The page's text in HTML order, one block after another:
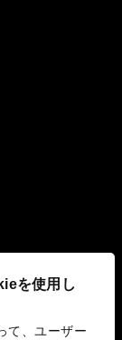
を使用し
て、ユーザー